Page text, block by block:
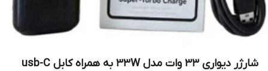
شارژر دیواری 33 وات مدل 33W به همراه کابل usb-C